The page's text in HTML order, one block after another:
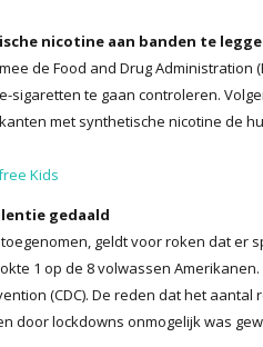
nicotine aan banden te
de Food and Drug Administration
sigaretten te gaan controleren.
met synthetische nicotine de
Kids
gedaald
geldt voor roken dat er
1 op de 8 volwassen
(CDC). De reden dat het aantal
door lockdowns onmogelijk was